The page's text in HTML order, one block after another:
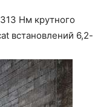
Нм крутного
встановлений 6,2-